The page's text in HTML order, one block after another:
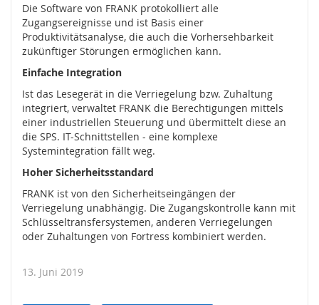
h
l
ü
s
s
l
t
r
a
n
f
e
r
s
y
s
e
Die Software von FRANK protokolliert alle
Zugangsereignisse und ist Basis einer
Produktivitätsanalyse, die auch die Vorhersehbarkeit
zukünftiger Störungen ermöglichen kann.
Einfache Integration
Ist das Lesegerät in die Verriegelung bzw. Zuhaltung
integriert, verwaltet FRANK die Berechtigungen mittels
einer industriellen Steuerung und übermittelt diese an
die SPS. IT-Schnittstellen - eine komplexe
Systemintegration fällt weg.
Hoher Sicherheitsstandard
FRANK ist von den Sicherheitseingängen der
Verriegelung unabhängig. Die Zugangskontrolle kann mit
Schlüsseltransfersystemen, anderen Verriegelungen
oder Zuhaltungen von Fortress kombiniert werden.
13. Juni 2019